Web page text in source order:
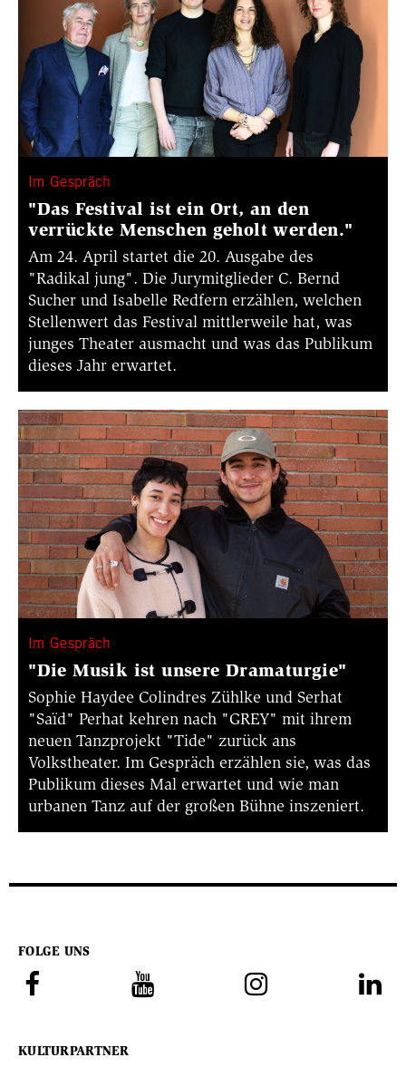
Im Gespräch
"Das Festival ist ein Ort, an den
verrückte Menschen geholt werden."
Am 24. April startet die 20. Ausgabe des
"Radikal jung". Die Jurymitglieder C. Bernd
Sucher und Isabelle Redfern erzählen, welchen
Stellenwert das Festival mittlerweile hat, was
junges Theater ausmacht und was das Publikum
dieses Jahr erwartet.
Im Gespräch
"Die Musik ist unsere Dramaturgie"
Sophie Haydee Colindres Zühlke und Serhat
"Saïd" Perhat kehren nach "GREY" mit ihrem
neuen Tanzprojekt "Tide" zurück ans
Volkstheater. Im Gespräch erzählen sie, was das
Publikum dieses Mal erwartet und wie man
urbanen Tanz auf der großen Bühne inszeniert.
FOLGE UNS
KULTURPARTNER